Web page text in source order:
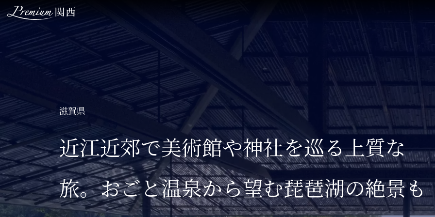
TOP
関西のこだわりステイ
関西ならではの美食体験
ここでしか出会えない絶景
関西の歴史を感じる文化体験
滋賀県
近江近郊で美術館や神社を巡る上質な
旅。おごと温泉から望む琵琶湖の絶景も